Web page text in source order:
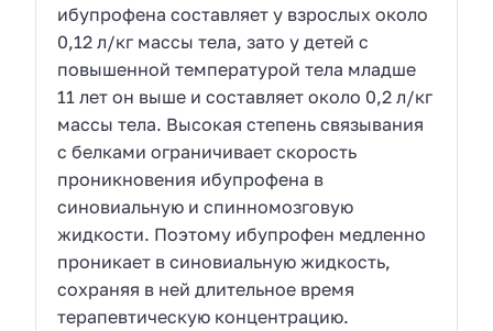
ибупрофена составляет у взрослых около
0,12 л/кг массы тела, зато у детей с
повышенной температурой тела младше
11 лет он выше и составляет около 0,2 л/кг
массы тела. Высокая степень связывания
с белками ограничивает скорость
проникновения ибупрофена в
синовиальную и спинномозговую
жидкости. Поэтому ибупрофен медленно
проникает в синовиальную жидкость,
сохраняя в ней длительное время
терапевтическую концентрацию.